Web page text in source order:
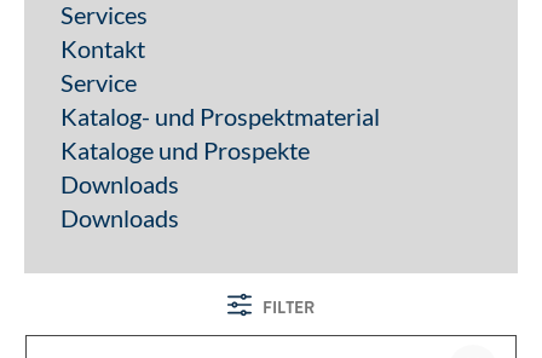
Services
Kontakt
Service
Katalog- und Prospektmaterial
Kataloge und Prospekte
Downloads
Downloads
FILTER